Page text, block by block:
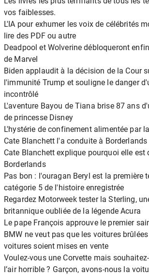
vos faiblesses.
L'IA pour exhumer les voix de célébrités
lire des PDF ou autre
Deadpool et Wolverine débloqueront
de Marvel
Biden applaudit à la décision de la Cour
l'immunité Trump et souligne le danger
incontrôlé
L'aventure Bayou de Tiana brise 87 ans
de princesse Disney
L'hystérie de confinement alimentée par
Cate Blanchett l'a conduite à Borderlands
Cate Blanchett explique pourquoi elle est
Borderlands
Pas bon : l'ouragan Beryl est la première
catégorie 5 de l'histoire enregistrée
Regardez Motorweek tester la Sterling,
britannique oubliée de la légende Acura
Le pape François approuve le premier
BMW ne veut pas que les voitures
voitures soient mises en vente
Voulez-vous une Corvette mais
l’air horrible ? Garçon, avons-nous la